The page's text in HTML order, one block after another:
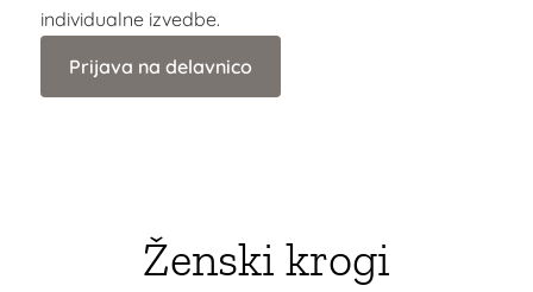
individualne izvedbe.
Prijava na delavnico
Ženski krogi